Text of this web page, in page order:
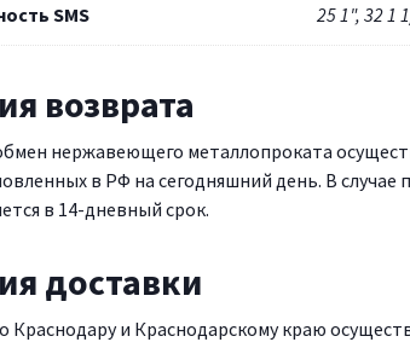
SMS 25 1", 32 1
возврата
нержавеющего металлопроката
в РФ на сегодняшний день. В
в 14-дневный срок.
доставки
Краснодару и Краснодарскому краю